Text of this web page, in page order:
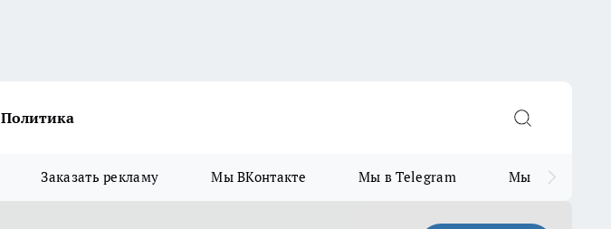
Политика
Заказать рекламу Мы ВКонтакте Мы в Telegram Мы в MAX